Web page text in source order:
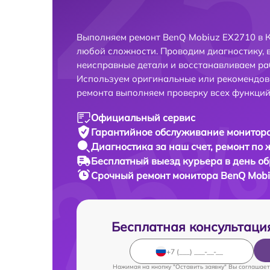
Выполняем ремонт BenQ Mobiuz EX2710 в
любой сложности. Проводим
неисправные детали и восстанавливаем
Используем оригинальные или
ремонта выполняем проверку всех
Официальный сервис
Гарантийное обслуживание
Диагностика за наш счет, ремонт по
Бесплатный выезд курьера в день
Срочный ремонт монитора BenQ
Бесплатная
Нажимая на кнопку "Оставить заявку" Вы